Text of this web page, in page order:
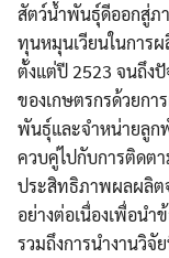
สัตว์น้ำพันธุ์ดีออกสู่ภ
ทุนหมุนเวียนในการ
ตั้งแต่ปี 2523 จนถึง
ของเกษตรกรด้วยกา
พันธุ์และจำหน่ายลูก
ควบคู่ไปกับการติดต
ประสิทธิภาพผลผลิต
อย่างต่อเนื่องเพื่อน
รวมถึงการนำงานวิ